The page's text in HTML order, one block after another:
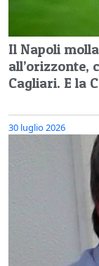
Il Napoli
all’orizzonte,
Cagliari. E la
30 luglio 2026